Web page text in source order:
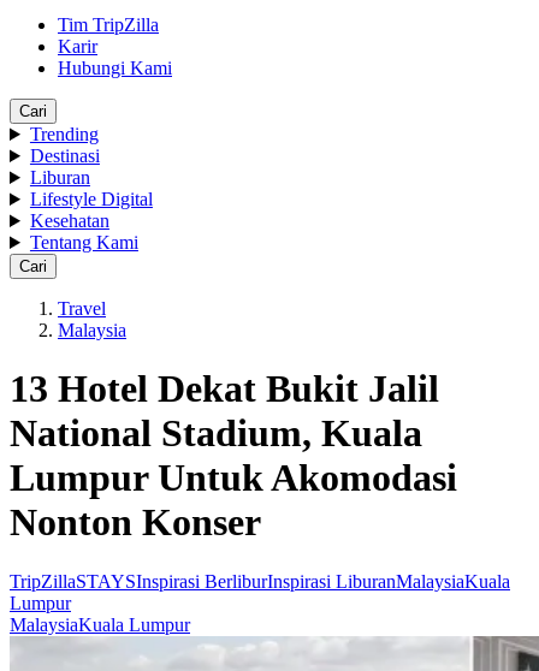
Tim TripZilla
Karir
Hubungi Kami
Cari
Trending
Destinasi
Liburan
Lifestyle Digital
Kesehatan
Tentang Kami
Cari
Travel
Malaysia
13 Hotel Dekat Bukit Jalil
National Stadium, Kuala
Lumpur Untuk Akomodasi
Nonton Konser
TripZillaSTAYSInspirasi BerliburInspirasi LiburanMalaysiaKuala
Lumpur
MalaysiaKuala Lumpur